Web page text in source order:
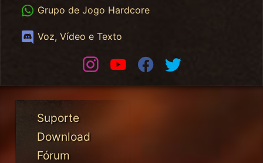
WhatsApp HC
Grupo de Jogo Hardcore
Discord
Voz, Vídeo e Texto
InstagramYoutubeFacebook
Suporte
Download
Fórum